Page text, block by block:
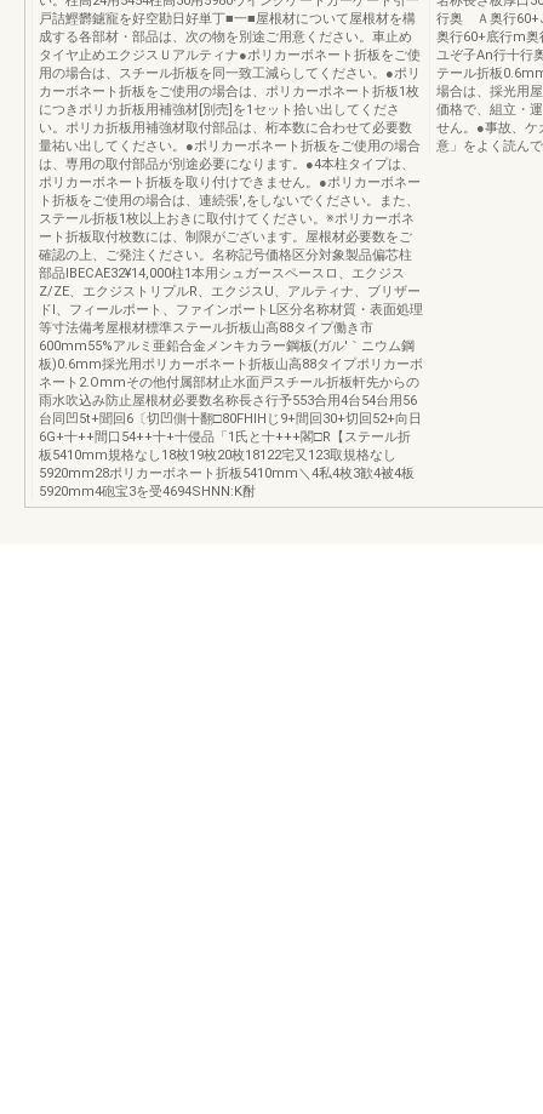
戸詰鰹欝鑢寵を好空勘日好単丁■一■屋根材について屋根材を構
成する各部材・部品は、次の物を別途ご用意ください。車止め
タイヤ止めエクジスＵアルティナ●ポリカーボネート折板をご使
用の場合は、スチール折板を同一致工減らしてください。●ポリ
カーボネート折板をご使用の場合は、ポリカーポネート折板1枚
につきポリカ折板用補強材[別売]を1セット拾い出してくださ
い。ポリカ折板用補強材取付部品は、桁本数に合わせて必要数
量祐い出してください。●ポリカーボネート折板をご使用の場合
は、専用の取付部品が別途必要になります。●4本柱タイプは、
ポリカーボネート折板を取り付けできません。●ポリカーボネー
ト折板をご使用の場合は、連続張',をしないでください。また、
ステール折板1枚以上おきに取付けてください。※ポリカーボネ
ート折板取付枚数には、制限がございます。屋根材必要数をご
確認の上、ご発注ください。名称記号価格区分対象製品偏芯柱
部品IBECAE32¥14,000柱1本用シュガースペースロ、エクジス
Z/ZE、エクジストリプルR、エクジスU、アルティナ、ブリザー
ドI、フィールポート、ファインポートL区分名称材質・表面処理
等寸法備考屋根材標準ステール折板山高88タイプ働き市
600mm55%アルミ亜鉛合金メンキカラー鋼板(ガル′｀ニウム鋼
板)0.6mm採光用ポリカーボネート折板山高88タイプポリカーボ
ネート2.Ommその他付属部材止水面戸スチール折板軒先からの
雨水吹込み防止屋根材必要数名称長さ行予553合用4台54台用56
台同凹5t+聞回6〔切凹側十翻□80FHIHじ9+間回30+切回52+向日
6G+十++間口54++十+十侵品「1氏と十+++閣□R【ステール折
板5410mm規格なし18枚19枚20枚18122宅又123取規格なし
5920mm28ポリカーボネート折板5410mm＼4私4枚3歓4被4板
5920mm4砲宝3を受4694SHNN:K酎
行奥 Ａ奥行
奥行60+底行m奥
ユぞ子An行十行
テール折板
場合は、採光用
価格で、組立・
せん。●事故、ケ
意」をよく読ん